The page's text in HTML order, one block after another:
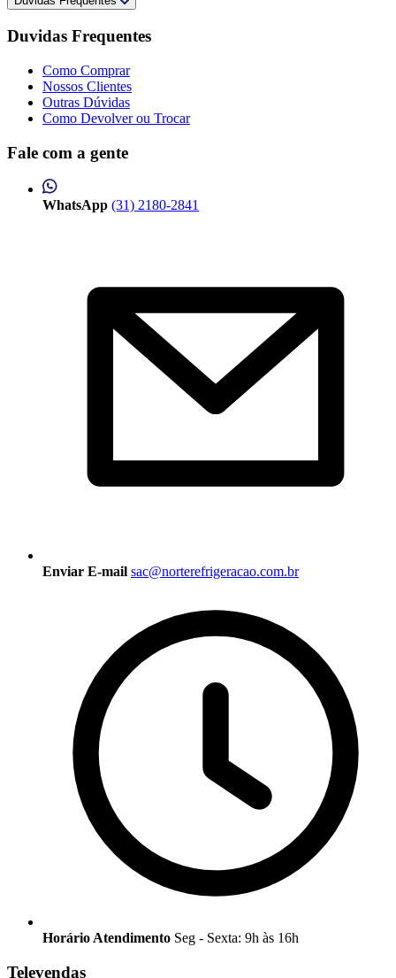
Duvidas Frequentes
Como Comprar
Nossos Clientes
Outras Dúvidas
Como Devolver ou Trocar
Fale com a gente
WhatsApp (31) 2180-2841
Enviar E-mail sac@norterefrigeracao.com.br
Horário Atendimento Seg - Sexta: 9h às 16h
Televendas